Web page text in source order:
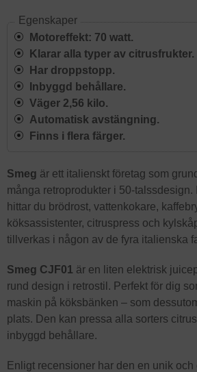
Egenskaper
Motoreffekt: 70 watt.
Klarar alla typer av citrusfrukter.
Har droppstopp.
Inbyggd behållare.
Väger 2,56 kilo.
Automatisk avstängning.
Finns i flera färger.
Smeg är ett italienskt företag som
många retroprodukter i 50-talssdesign.
hittar du brödrost, vattenkokare,
köksassistenter, citruspress och
tillverkas i någon av de fyra italienska
Smeg CJF01 är en liten elektrisk
rund design i retrostil. Perfekt för dig
maskin på köksbänken – som
plats. Den kan pressa alla sorters
inbyggd behållare.
Enligt recensioner har den en unik